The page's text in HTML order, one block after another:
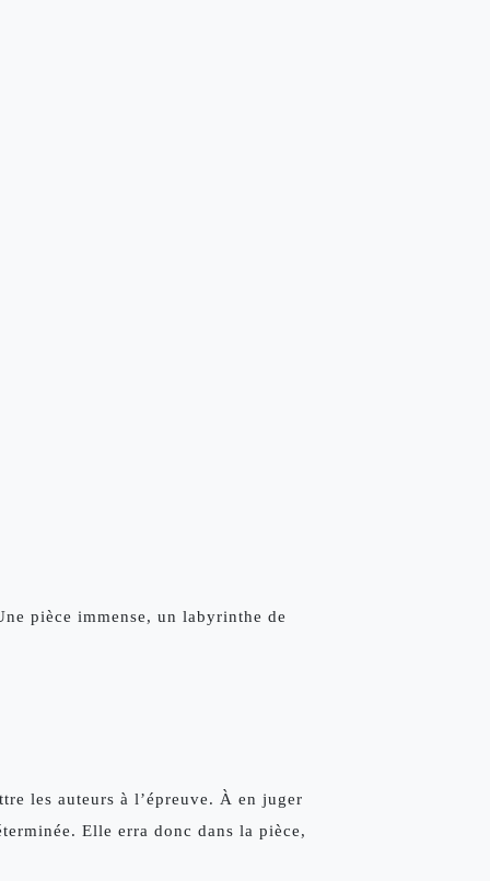
pièce immense, un labyrinthe de
les auteurs à l’épreuve. À en juger
Elle erra donc dans la pièce,